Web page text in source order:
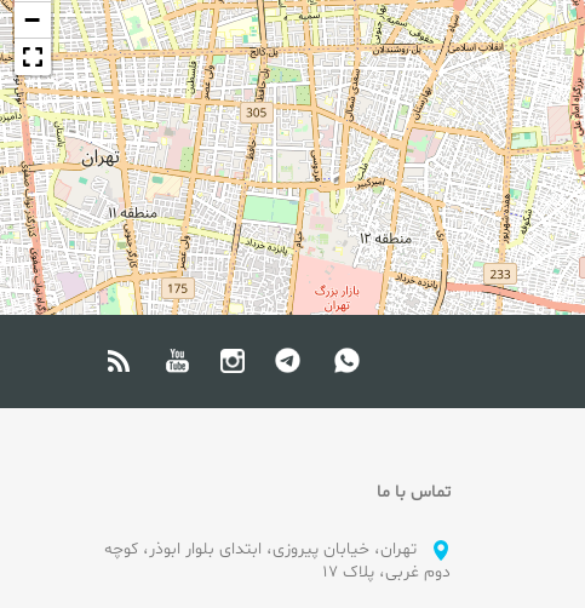
−
تماس با ما
تهران، خیابان پیروزی، ابتدای بلوار ابوذر، کوچه
دوم غربی، پلاک ۱۷